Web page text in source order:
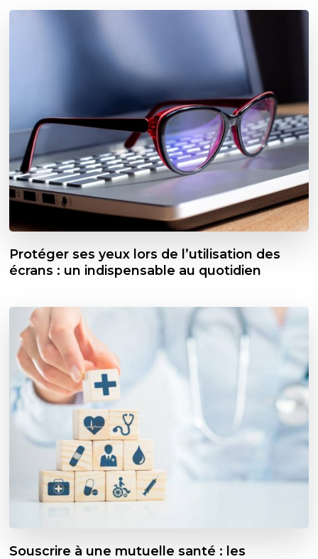
Protéger ses yeux lors de l’utilisation des
écrans : un indispensable au quotidien
Souscrire à une mutuelle santé : les